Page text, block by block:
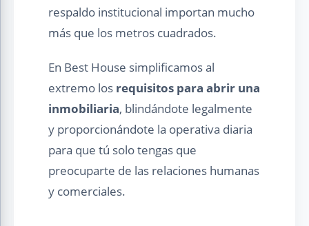
respaldo institucional importan mucho
más que los metros cuadrados.
En Best House simplificamos al
extremo los requisitos para abrir una
inmobiliaria, blindándote legalmente
y proporcionándote la operativa diaria
para que tú solo tengas que
preocuparte de las relaciones humanas
y comerciales.